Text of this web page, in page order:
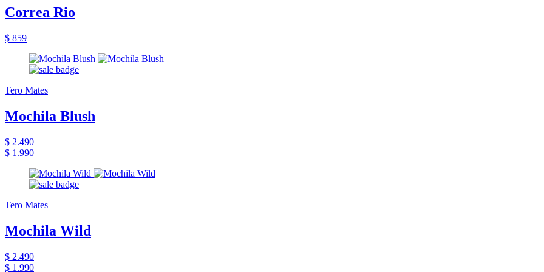
Correa Rio
$ 859
Tero Mates
Mochila Blush
$ 2.490
$ 1.990
Tero Mates
Mochila Wild
$ 2.490
$ 1.990